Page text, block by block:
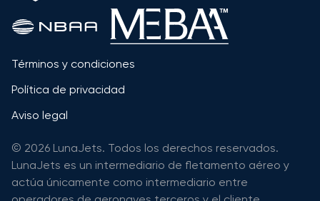
Términos y condiciones
Política de privacidad
Aviso legal
© 2026 LunaJets. Todos los derechos reservados.
LunaJets es un intermediario de fletamento aéreo y
actúa únicamente como intermediario entre